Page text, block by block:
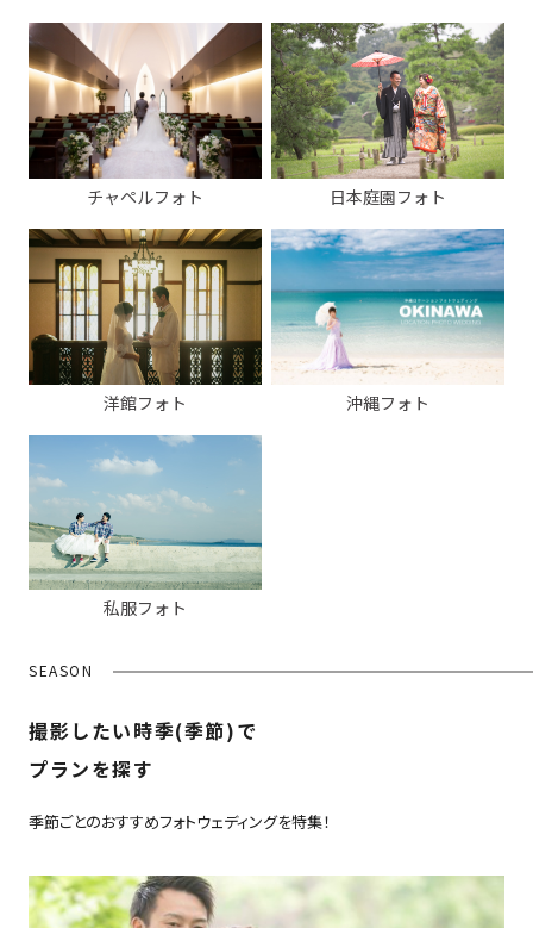
チャペルフォト 日本庭園フォト
洋館フォト 沖縄フォト
私服フォト
SEASON
撮影したい時季(季節)で
プランを探す
季節ごとのおすすめフォトウェディングを特集！